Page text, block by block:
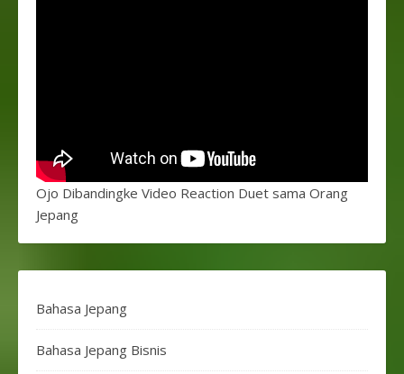
Ojo Dibandingke Video Reaction Duet sama Orang
Jepang
Bahasa Jepang
Bahasa Jepang Bisnis